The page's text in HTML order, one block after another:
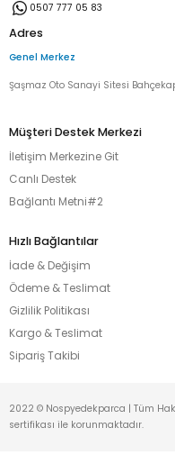
0507 777 05 83
Adres
Genel Merkez
Şaşmaz Oto Sanayi Sitesi
Müşteri Destek Merkezi
İletişim Merkezine Git
Canlı Destek
Bağlantı Metni#2
Hızlı Bağlantılar
İade & Değişim
Ödeme & Teslimat
Gizlilik Politikası
Kargo & Teslimat
Sipariş Takibi
2022 © Nospyedekparca | Tüm
sertifikası ile korunmaktadır.